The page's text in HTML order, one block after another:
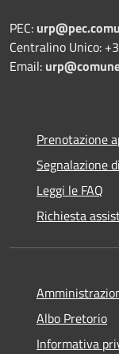
PEC:
Centralino Unico:
Email:
Prenotazione
Segnalazione
Leggi le FAQ
Richiesta
Albo Pretorio
Informativa